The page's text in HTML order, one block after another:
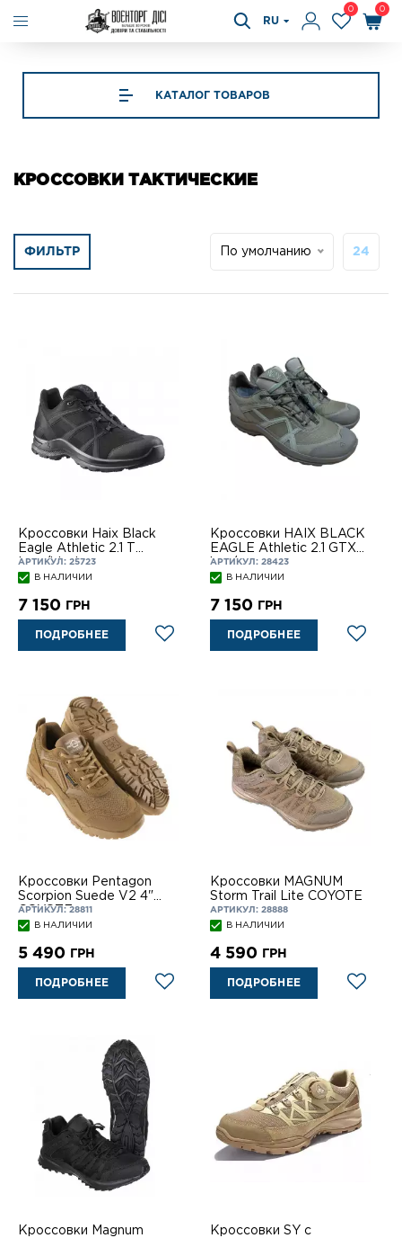
RU
0 0
КАТАЛОГ ТОВАРОВ
КРОССОВКИ ТАКТИЧЕСКИЕ
ФИЛЬТР По умолчанию 24
Кроссовки Haix Black
Eagle Athletic 2.1 T
Low/black
АРТИКУЛ: 25723
В НАЛИЧИИ
7 150 ГРН
ПОДРОБНЕЕ
Кроссовки HAIX BLACK
EAGLE Athletic 2.1 GTX
low/sage
АРТИКУЛ: 28423
В НАЛИЧИИ
7 150 ГРН
ПОДРОБНЕЕ
Кроссовки Pentagon
Scorpion Suede V2 4"
COYOTE
АРТИКУЛ: 28811
В НАЛИЧИИ
5 490 ГРН
ПОДРОБНЕЕ
Кроссовки MAGNUM
Storm Trail Lite COYOTE
АРТИКУЛ: 28888
В НАЛИЧИИ
4 590 ГРН
ПОДРОБНЕЕ
Кроссовки Magnum
Кроссовки SY с